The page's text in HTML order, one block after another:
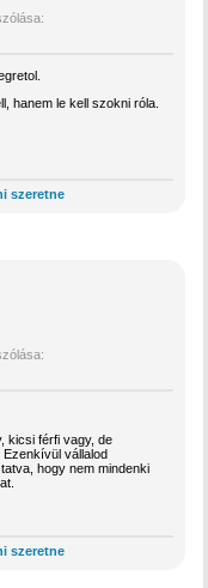
hanem le kell szokni róla.
szeretne
kicsi férfi vagy, de
vállalod
hogy nem mindenki
szeretne